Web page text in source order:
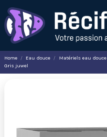
Home Eau douce Matériels eau douce
Gris juwel